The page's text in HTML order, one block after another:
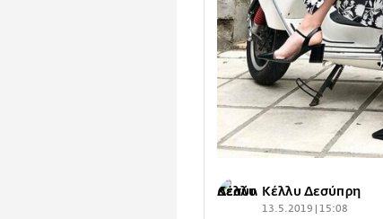
Κέλλυ Δεσύπρη
13.5.2019 | 15:08